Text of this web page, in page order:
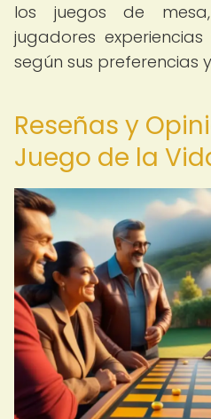
los juegos de
jugadores
según sus preferencias
Reseñas y
Juego de la